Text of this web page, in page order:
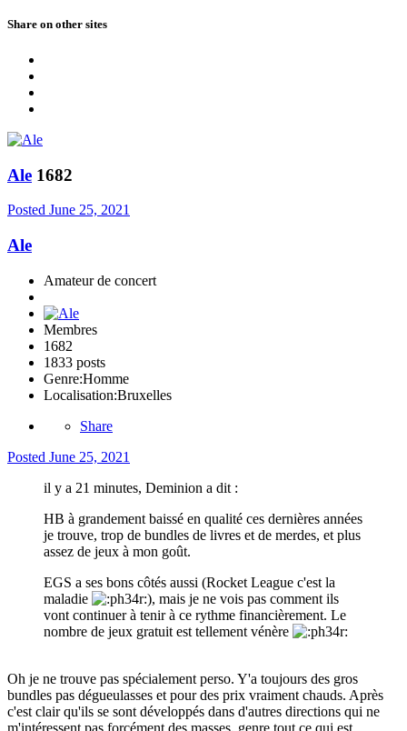
Share on other sites
Ale 1682
Posted June 25, 2021
Ale
Amateur de concert
Membres
1682
1833 posts
Genre:Homme
Localisation:Bruxelles
Share
Posted June 25, 2021
il y a 21 minutes, Deminion a dit :
HB à grandement baissé en qualité ces dernières années
je trouve, trop de bundles de livres et de merdes, et plus
assez de jeux à mon goût.
EGS a ses bons côtés aussi (Rocket League c'est la
maladie
), mais je ne vois pas comment ils
vont continuer à tenir à ce rythme financièrement. Le
nombre de jeux gratuit est tellement vénère
Oh je ne trouve pas spécialement perso. Y'a toujours des gros
bundles pas dégueulasses et pour des prix vraiment chauds. Après
c'est clair qu'ils se sont développés dans d'autres directions qui ne
m'intéressent pas forcément des masses, genre tout ce qui est